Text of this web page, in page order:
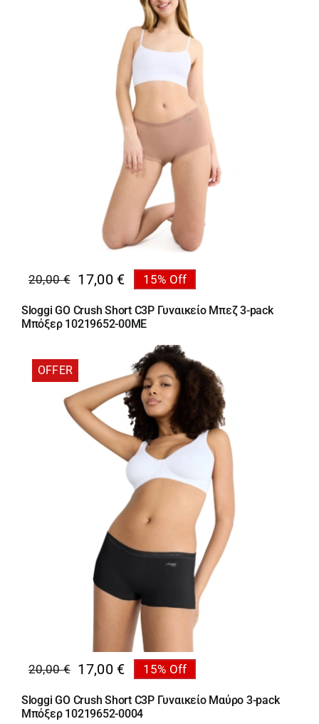
20,00€
Original
price
was:
17,00 €
Η
τρέχουσα
τιμή
17,00 €.
15% Off
Sloggi GO Crush Short C3P Γυναικείο Μπεζ 3-pack
Μπόξερ 10219652-00ME
OFFER
20,00€
Original
price
was:
17,00 €
Η
τρέχουσα
τιμή
15% Off
Sloggi GO Crush Short C3P Γυναικείο Μαύρο 3-pack
Μπόξερ 10219652-0004